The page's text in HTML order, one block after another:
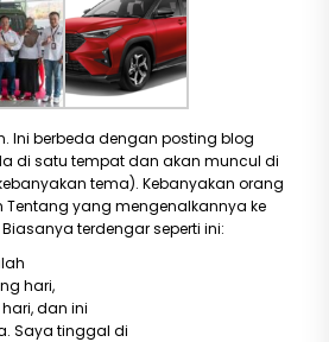
Ini berbeda dengan posting blog
di satu tempat dan akan muncul di
tema). Kebanyakan orang
yang mengenalkannya ke
terdengar seperti ini:
hari,
dan ini
Saya tinggal di